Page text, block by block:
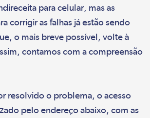
para celular, mas as
corrigir as falhas já estão sendo
o mais breve possível, volte à
contamos com a compreensão
resolvido o problema, o acesso
pelo endereço abaixo, com as